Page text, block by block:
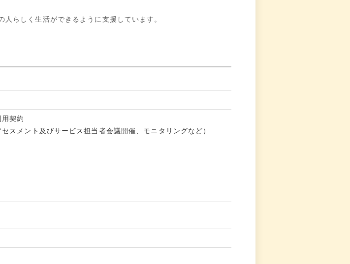
らしく生活ができるように支援しています。
契約
スメント及びサービス担当者会議開催、モニタリングなど）